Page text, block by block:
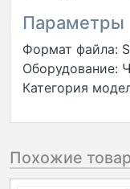
Параметры
Формат файла:
Оборудование:
Категория
Похожие